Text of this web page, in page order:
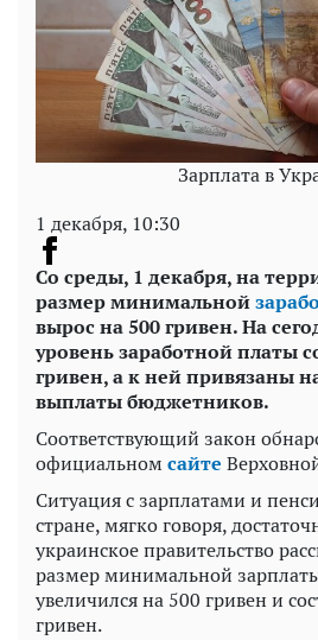
Зарплата в
1 декабря, 10:30
Со среды, 1 декабря, на
размер минимальной
вырос на 500 гривен. На
уровень заработной платы
гривен, а к ней привязаны
выплаты бюджетников.
Соответствующий закон
официальномсайте
Ситуация с зарплатами и
стране, мягко говоря,
украинское правительство
размер минимальной
увеличился на 500 гривен и
гривен.